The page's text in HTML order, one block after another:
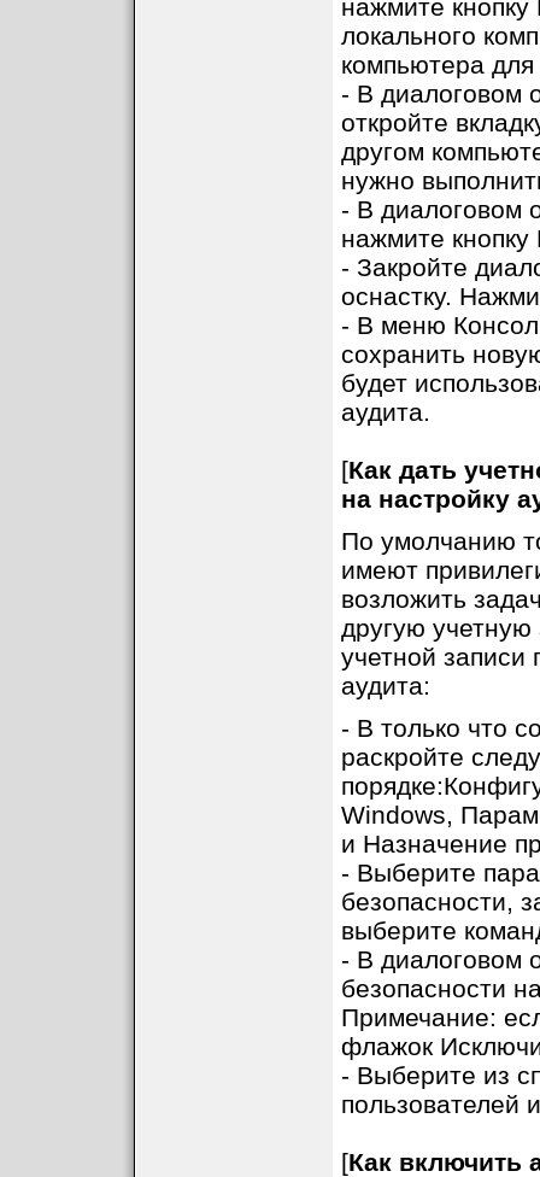
нажмите кнопку
локального
компьютера для
- В диалоговом
откройте
другом
нужно
- В диалоговом
нажмите кнопку
- Закройте
оснастку.
- В меню
сохранить
будет
аудита.
[Как дать
на настройку
По умолчанию
имеют
возложить
другую учетную
учетной записи
аудита:
- В только что
раскройте
Windows,
и Назначение
- Выберите
безопасности,
выберите
- В диалоговом
безопасности
Примечание:
флажок
- Выберите из
пользователей
[Как включить